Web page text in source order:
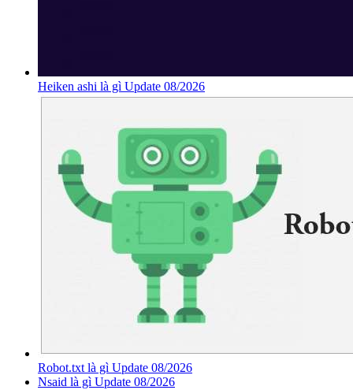
Heiken ashi là gì Update 08/2026
Robot.txt là gì Update 08/2026
Nsaid là gì Update 08/2026